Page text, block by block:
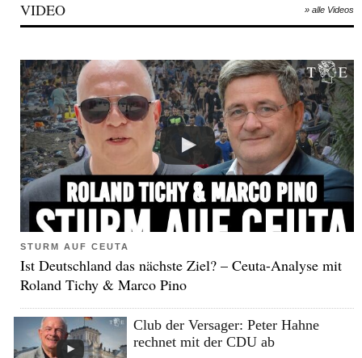
VIDEO » alle Videos
STURM AUF CEUTA
Ist Deutschland das nächste Ziel? – Ceuta-Analyse mit
Roland Tichy & Marco Pino
Club der Versager: Peter Hahne
rechnet mit der CDU ab